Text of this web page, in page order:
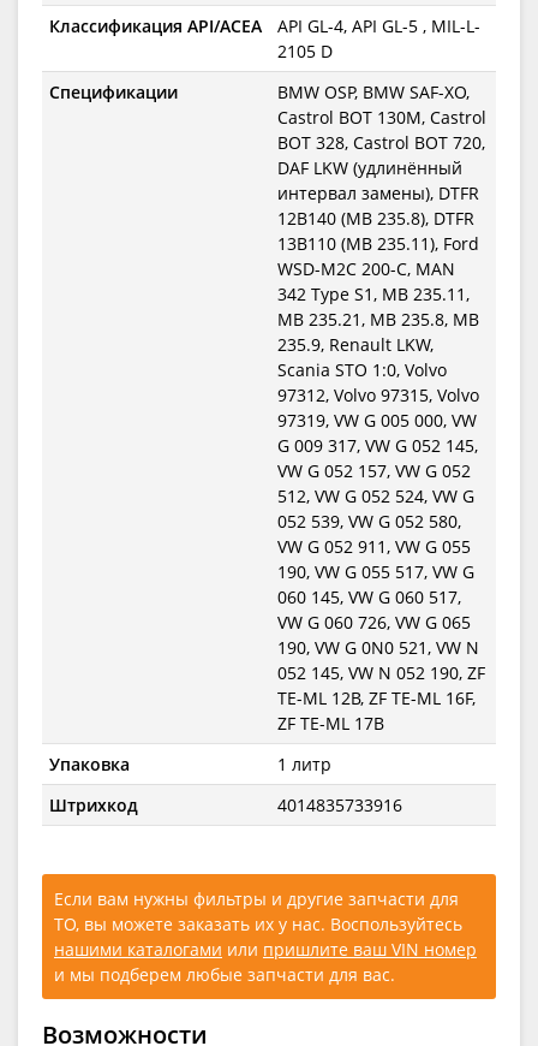
Классификация API/ACEA
API GL-4, API GL-5 , MIL-L-
2105 D
Спецификации
BMW OSP, BMW SAF-XO,
Castrol BOT 130M, Castrol
BOT 328, Castrol BOT 720,
DAF LKW (удлинённый
интервал замены), DTFR
12B140 (MB 235.8), DTFR
13B110 (MB 235.11), Ford
WSD-M2C 200-C, MAN
342 Type S1, MB 235.11,
MB 235.21, MB 235.8, MB
235.9, Renault LKW,
Scania STO 1:0, Volvo
97312, Volvo 97315, Volvo
97319, VW G 005 000, VW
G 009 317, VW G 052 145,
VW G 052 157, VW G 052
512, VW G 052 524, VW G
052 539, VW G 052 580,
VW G 052 911, VW G 055
190, VW G 055 517, VW G
060 145, VW G 060 517,
VW G 060 726, VW G 065
190, VW G 0N0 521, VW N
052 145, VW N 052 190, ZF
TE-ML 12B, ZF TE-ML 16F,
ZF TE-ML 17B
Упаковка
1 литр
Штрихкод
4014835733916
Если вам нужны фильтры и другие запчасти для
ТО, вы можете заказать их у нас. Воспользуйтесь
нашими каталогами или пришлите ваш VIN номер
и мы подберем любые запчасти для вас.
Возможности